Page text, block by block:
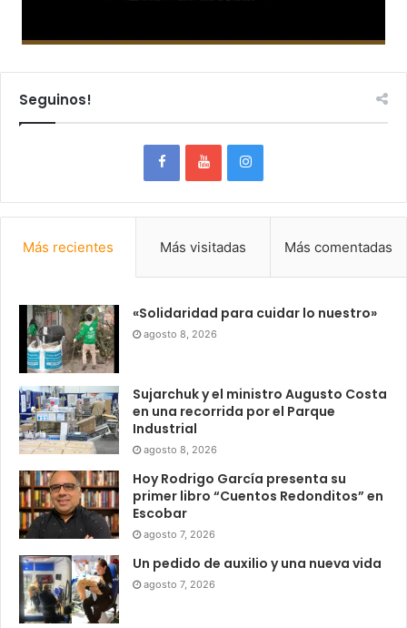
Seguinos!
Más recientes Más visitadas Más comentadas
«Solidaridad para cuidar lo nuestro»
agosto 8, 2026
Sujarchuk y el ministro Augusto Costa
en una recorrida por el Parque
Industrial
agosto 8, 2026
Hoy Rodrigo García presenta su
primer libro “Cuentos Redonditos” en
Escobar
agosto 7, 2026
Un pedido de auxilio y una nueva vida
agosto 7, 2026